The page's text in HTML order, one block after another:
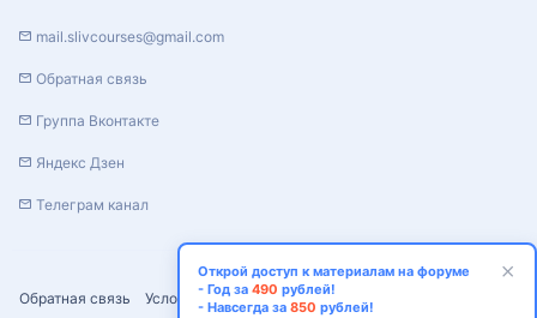
Обратная связь Условия и правила Политика конфиденциальности
mail.slivcourses@gmail.com
Обратная связь
Группа Вконтакте
Яндекс Дзен
Телеграм канал
Открой доступ к материалам на форуме
- Год за 490 рублей!
- Навсегда за 850 рублей!